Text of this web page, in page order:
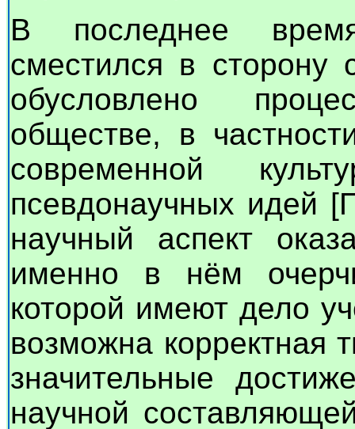
В последнее
сместился в сторону
обусловлено
обществе, в
современной
псевдонаучных идей
научный аспект
именно в нём
которой имеют дело
возможна корректная
значительные
научной